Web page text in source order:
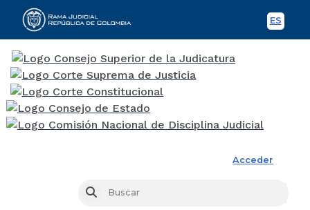
ES
Acceder
Buscar